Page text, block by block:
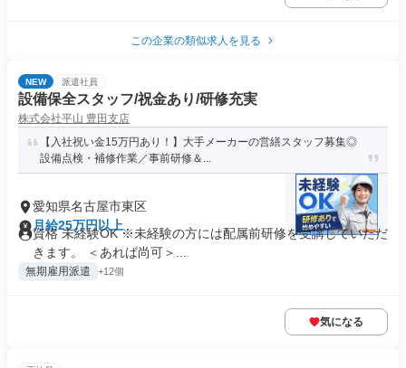
この企業の類似求人を見る
NEW 派遣社員
設備保全スタッフ/祝金あり/研修充実
株式会社平山 豊田支店
【入社祝い金15万円あり！】大手メーカーの営繕スタッフ募集◎
設備点検・補修作業／事前研修＆...
愛知県名古屋市東区
月給25万円以上
資格 未経験OK ※未経験の方には配属前研修を受講していただ
きます。 ＜あれば尚可＞...
無期雇用派遣 +12個
気になる